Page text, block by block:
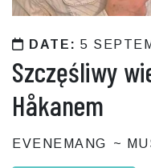
DATE: 5
Szczęśliwy
Håkanem
EVENEMANG